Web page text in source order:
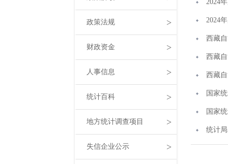
政策法规 >
财政资金 >
人事信息 >
统计百科 >
地方统计调查项目 >
失信企业公示 >
2024
2024
西藏
西藏
西藏
国家
国家
统计